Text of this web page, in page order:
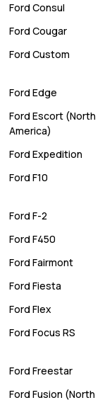
Ford Consul
Ford Cougar
Ford Custom
Ford Edge
Ford Escort (North
America)
Ford Expedition
Ford F10
Ford F-2
Ford F450
Ford Fairmont
Ford Fiesta
Ford Flex
Ford Focus RS
Ford Freestar
Ford Fusion (North